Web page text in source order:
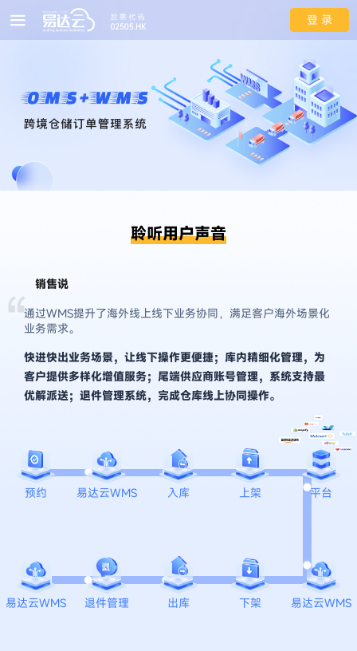
登 录
聆听用户声音
销售说
通过WMS提升了海外线上线下业务协同，满足客户海外场景化
业务需求。
快进快出业务场景，让线下操作更便捷；库内精细化管理，为
客户提供多样化增值服务；尾端供应商账号管理，系统支持最
优解派送；退件管理系统，完成仓库线上协同操作。
“
预约 易达云WMS 入库 上架 平台
易达云WMS 退件管理 出库 下架 易达云WMS